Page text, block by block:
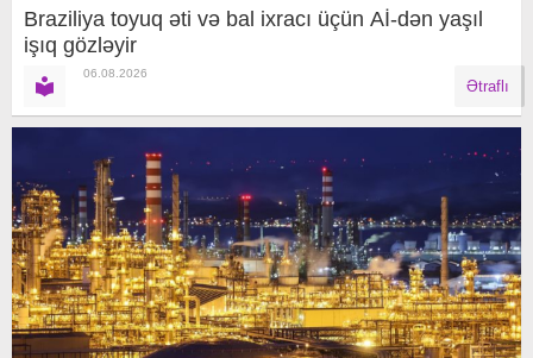
Braziliya toyuq əti və bal ixracı üçün Aİ-dən yaşıl
işıq gözləyir
06.08.2026
Ətraflı